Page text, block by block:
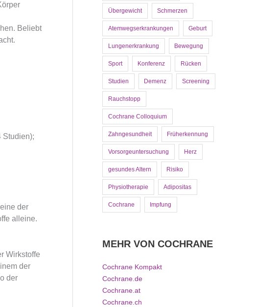
Beliebt
Studien);
der
alleine.
Wirkstoffe
der
der
Übergewicht Schmerzen
Atemwegserkrankungen Geburt
Lungenerkrankung Bewegung
Sport Konferenz Rücken
Studien Demenz Screening
Rauchstopp
Cochrane Colloquium
Zahngesundheit Früherkennung
Vorsorgeuntersuchung Herz
gesundes Altern Risiko
Physiotherapie Adipositas
Cochrane Impfung
MEHR VON COCHRANE
Cochrane Kompakt
Cochrane.de
Cochrane.at
Cochrane.ch